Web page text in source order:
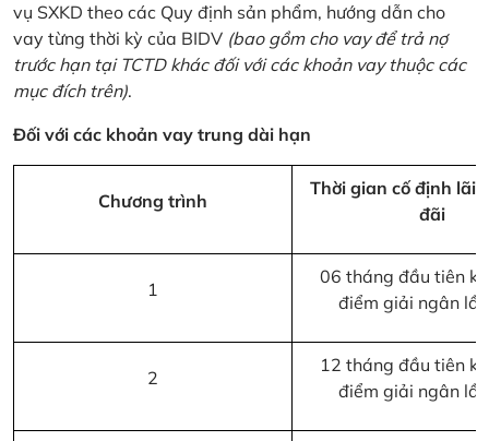
vụ SXKD theo các Quy định sản phẩm, hướng dẫn cho
vay từng thời kỳ của BIDV (bao gồm cho vay để trả nợ
trước hạn tại TCTD khác đối với các khoản vay thuộc các
mục đích trên).
Đối với các khoản vay trung dài hạn
Chương trình
Thời gian cố định lãi
đãi
1
06 tháng đầu tiên
điểm giải ngân
2
12 tháng đầu tiên
điểm giải ngân